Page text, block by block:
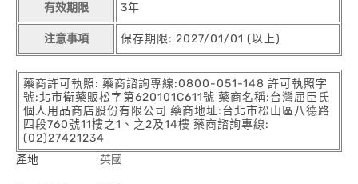
有效期限 3年
注意事項 保存期限: 2027/01/01 (以上)
藥商許可執照: 藥商諮詢專線:0800-051-148 許可執照字
號:北市衛藥販松字第620101C611號 藥商名稱:台灣屈臣氏
個人用品商店股份有限公司 藥商地址:台北市松山區八德路
四段760號11樓之1、之2及14樓 藥商諮詢專線:
(02)27421234
產地
英國